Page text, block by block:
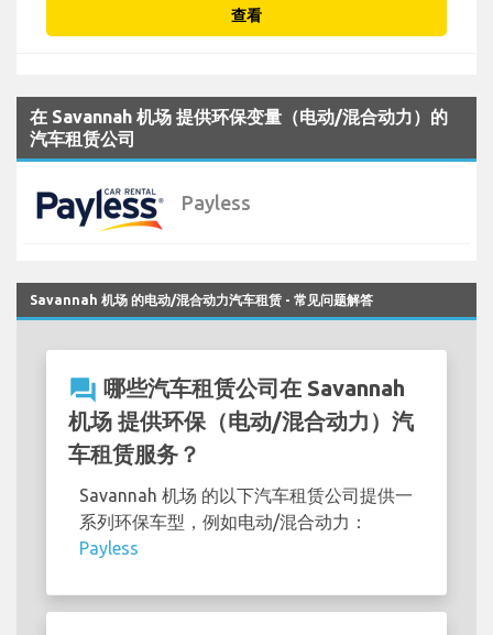
查看
在 Savannah 机场 提供环保变量（电动/混合动力）的
汽车租赁公司
Payless
Savannah 机场 的电动/混合动力汽车租赁 - 常见问题解答
question_answer 哪些汽车租赁公司在 Savannah
机场 提供环保（电动/混合动力）汽
车租赁服务？
Savannah 机场 的以下汽车租赁公司提供一
系列环保车型，例如电动/混合动力：
Payless